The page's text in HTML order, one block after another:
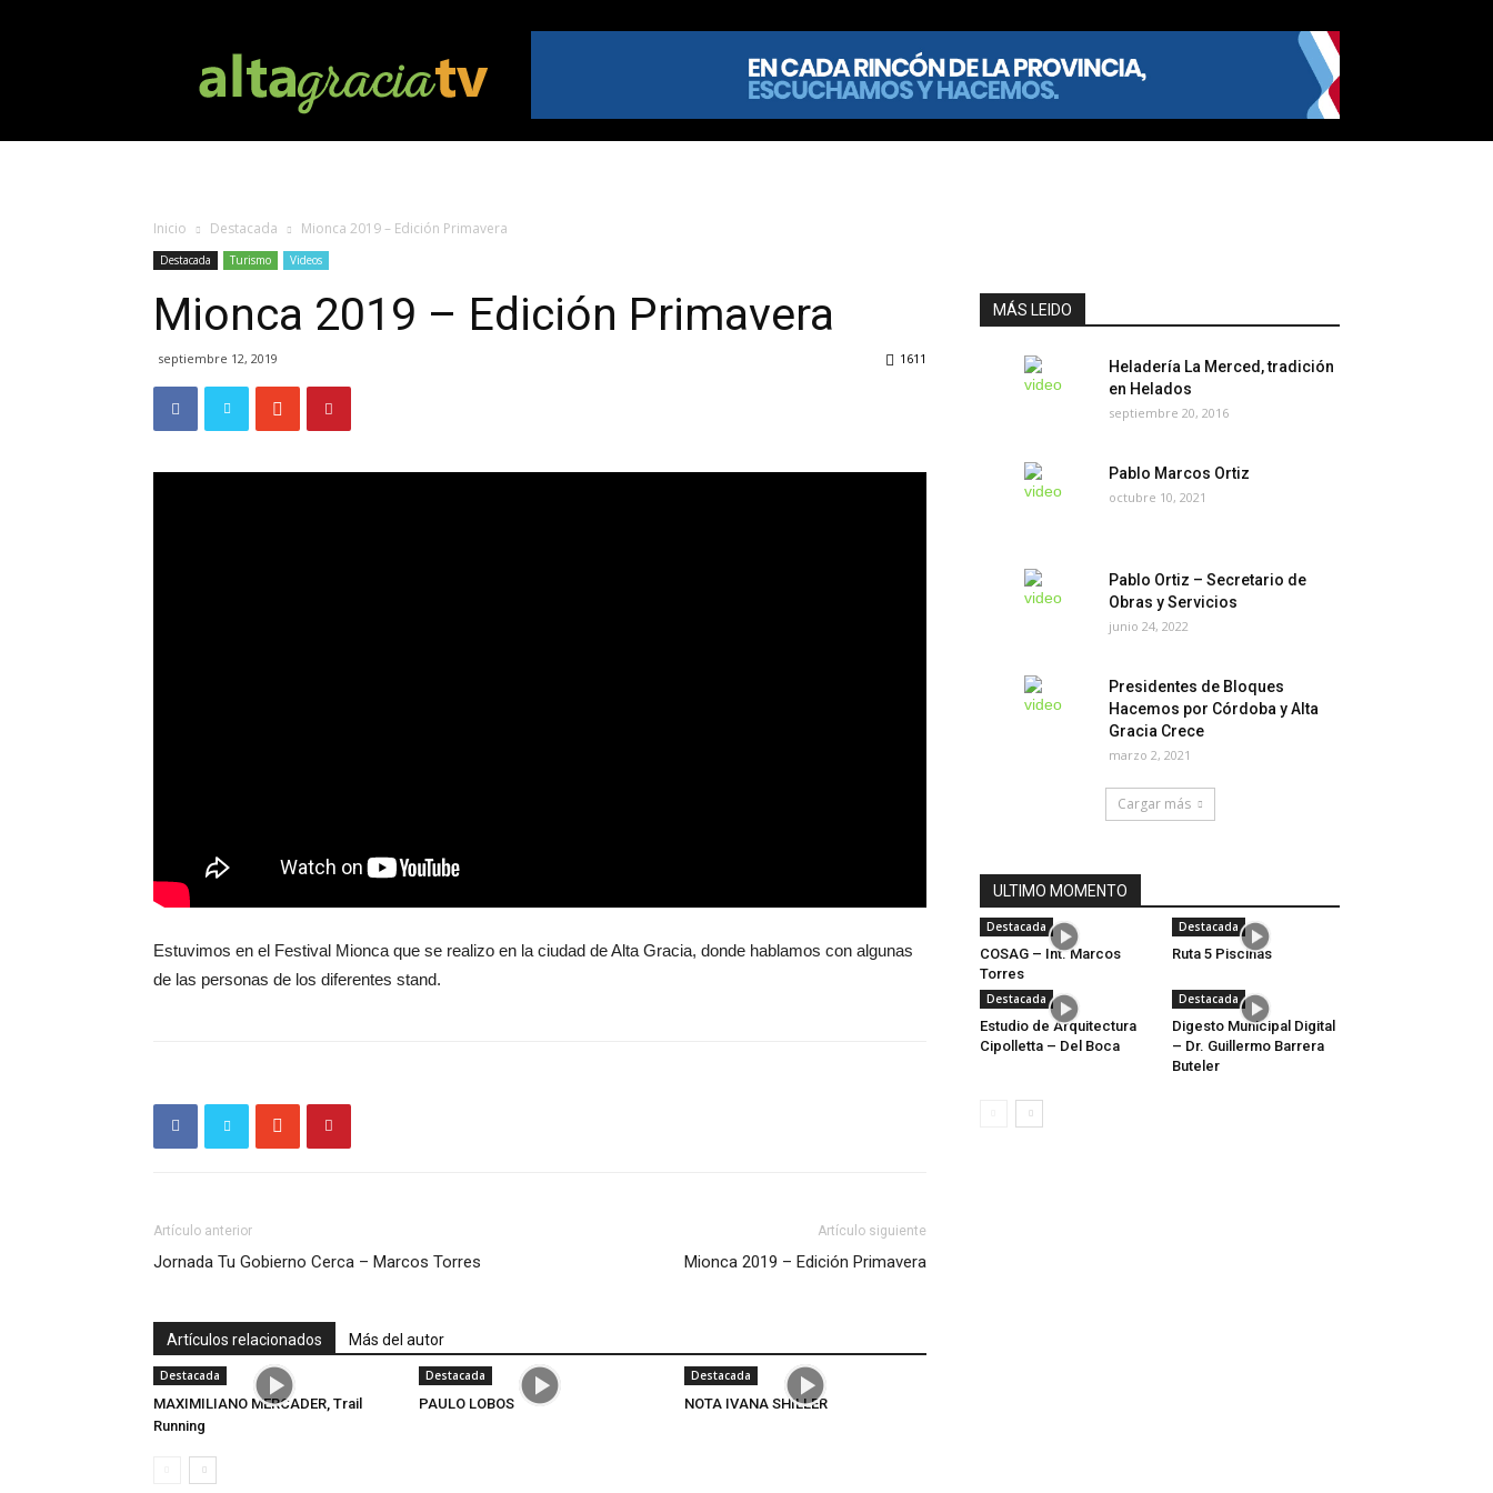
TV
Inicio Destacada Mionca 2019 – Edición Primavera
Destacada Turismo Videos
Mionca 2019 – Edición Primavera
septiembre 12, 2019 1611
Estuvimos en el Festival Mionca que se realizo en la ciudad de Alta Gracia, donde hablamos con algunas
de las personas de los diferentes stand.
Artículo anterior
Jornada Tu Gobierno Cerca – Marcos Torres
Artículo siguiente
Mionca 2019 – Edición Primavera
Artículos relacionados Más del autor
Destacada
MAXIMILIANO MERCADER, Trail
Running
Destacada
PAULO LOBOS
Destacada
NOTA IVANA SHILLER
MÁS LEIDO
Heladería La Merced, tradición
en Helados
septiembre 20, 2016
Pablo Marcos Ortiz
octubre 10, 2021
Pablo Ortiz – Secretario de
Obras y Servicios
junio 24, 2022
Presidentes de Bloques
Hacemos por Córdoba y Alta
Gracia Crece
marzo 2, 2021
Cargar más
ULTIMO MOMENTO
Destacada
COSAG – Int. Marcos
Torres
Destacada
Ruta 5 Piscinas
Destacada
Estudio de Arquitectura
Cipolletta – Del Boca
Destacada
Digesto Municipal Digital
– Dr. Guillermo Barrera
Buteler